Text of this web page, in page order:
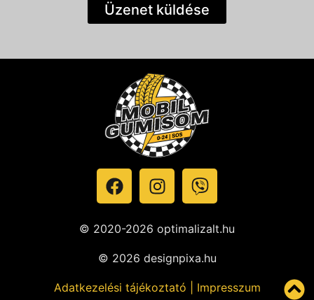
Üzenet küldése
© 2020-2026 optimalizalt.hu
© 2026 designpixa.hu
Adatkezelési tájékoztató Impresszum